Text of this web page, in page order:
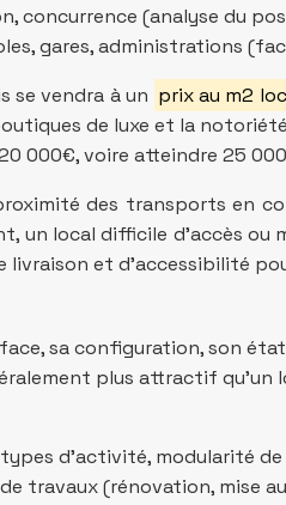
concurrence (analyse du
gares, administrations
se vendra à un prix au m2
de luxe et la
000€, voire atteindre 25
des transports en
un local difficile d’accès ou
et d’accessibilité
sa configuration, son
plus attractif
d’activité, modularité de
travaux (rénovation, mise